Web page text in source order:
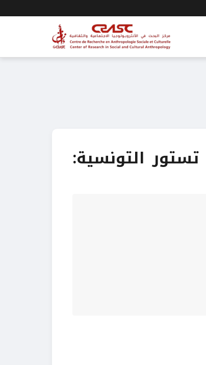
التونسية: